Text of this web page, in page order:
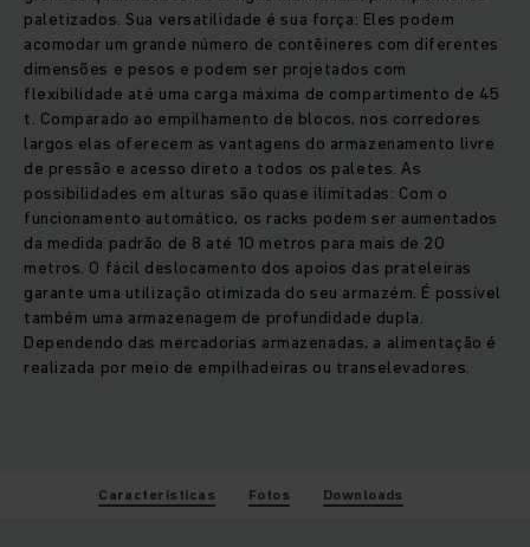
paletizados. Sua versatilidade é sua força: Eles podem
acomodar um grande número de contêineres com diferentes
dimensões e pesos e podem ser projetados com
flexibilidade até uma carga máxima de compartimento de 45
t. Comparado ao empilhamento de blocos, nos corredores
largos elas oferecem as vantagens do armazenamento livre
de pressão e acesso direto a todos os paletes. As
possibilidades em alturas são quase ilimitadas: Com o
funcionamento automático, os racks podem ser aumentados
da medida padrão de 8 até 10 metros para mais de 20
metros. O fácil deslocamento dos apoios das prateleiras
garante uma utilização otimizada do seu armazém. É possível
também uma armazenagem de profundidade dupla.
Dependendo das mercadorias armazenadas, a alimentação é
realizada por meio de empilhadeiras ou transelevadores.
Características Fotos Downloads